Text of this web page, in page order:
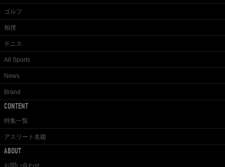
ゴルフ
相撲
テニス
All Sports
News
Brand
CONTENT
特集一覧
アスリート名鑑
ABOUT